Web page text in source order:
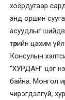
хоёрдугаар
энд оршин
асуудлыг
төрийн цахим
Консулын
“ХУРДАН” цэг
байна. Монгол
чирэгдэлгүй,